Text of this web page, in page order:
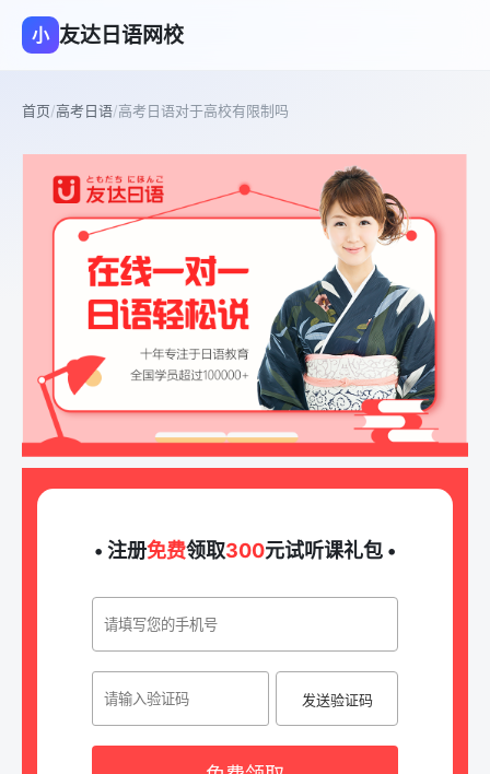
小 友达日语网校
首页/高考日语/高考日语对于高校有限制吗
• 注册免费领取300元试听课礼包 •
发送验证码